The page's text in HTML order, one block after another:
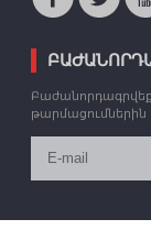
թարմացումներին